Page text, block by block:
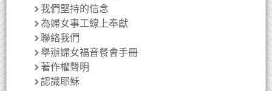
我們堅持的信念
為婦女事工線上奉獻
聯絡我們
舉辦婦女福音餐會手冊
著作權聲明
認識耶穌